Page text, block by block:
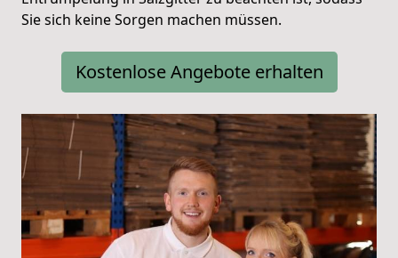
Sie sich keine Sorgen machen müssen.
Kostenlose Angebote erhalten